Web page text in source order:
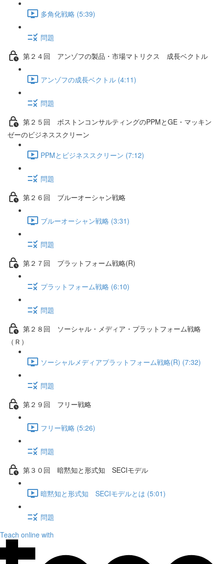
多角化戦略 (5:39)
問題
第２４回 アンゾフの製品・市場マトリクス 成長ベクトル
アンゾフの成長ベクトル (4:11)
問題
第２５回 ボストンコンサルティングのPPMとGE・マッキン
ゼーのビジネススクリーン
PPMとビジネススクリーン (7:12)
問題
第２６回 ブルーオーシャン戦略
ブルーオーシャン戦略 (3:31)
問題
第２７回 プラットフォーム戦略(R)
プラットフォーム戦略 (6:10)
問題
第２８回 ソーシャル・メディア・プラットフォーム戦略
（Ｒ）
ソーシャルメディアプラットフォーム戦略(R) (7:32)
問題
第２９回 フリー戦略
フリー戦略 (5:26)
問題
第３０回 暗黙知と形式知 SECIモデル
暗黙知と形式知 SECIモデルとは (5:01)
問題
Teach online with